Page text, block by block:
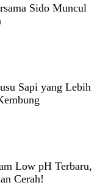
Sido Muncul
Sapi yang Lebih
Low pH Terbaru,
Cerah!